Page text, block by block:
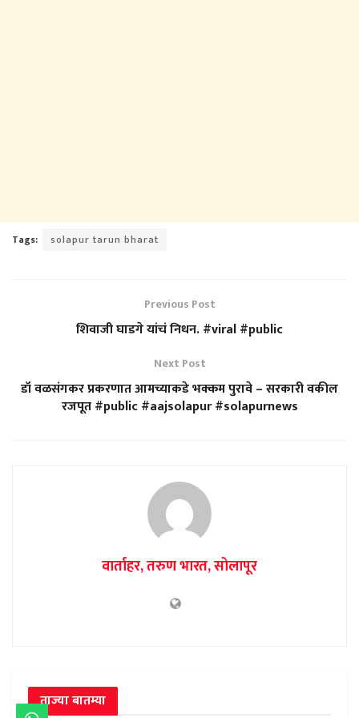
Tags: solapur tarun bharat
Previous Post
शिवाजी घाडगे यांचं निधन. #viral #public
Next Post
डॉ वळसंगकर प्रकरणात आमच्याकडे भक्कम पुरावे – सरकारी वकील
रजपूत #public #aajsolapur #solapurnews
वार्ताहर, तरुण भारत, सोलापूर
ताज्या बातम्या